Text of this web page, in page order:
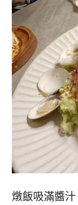
燉飯吸滿醬汁